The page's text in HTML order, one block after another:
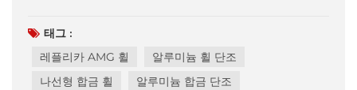
태그 :
레플리카 AMG 휠
알루미늄 휠 단조
나선형 합금 휠
알루미늄 합금 단조